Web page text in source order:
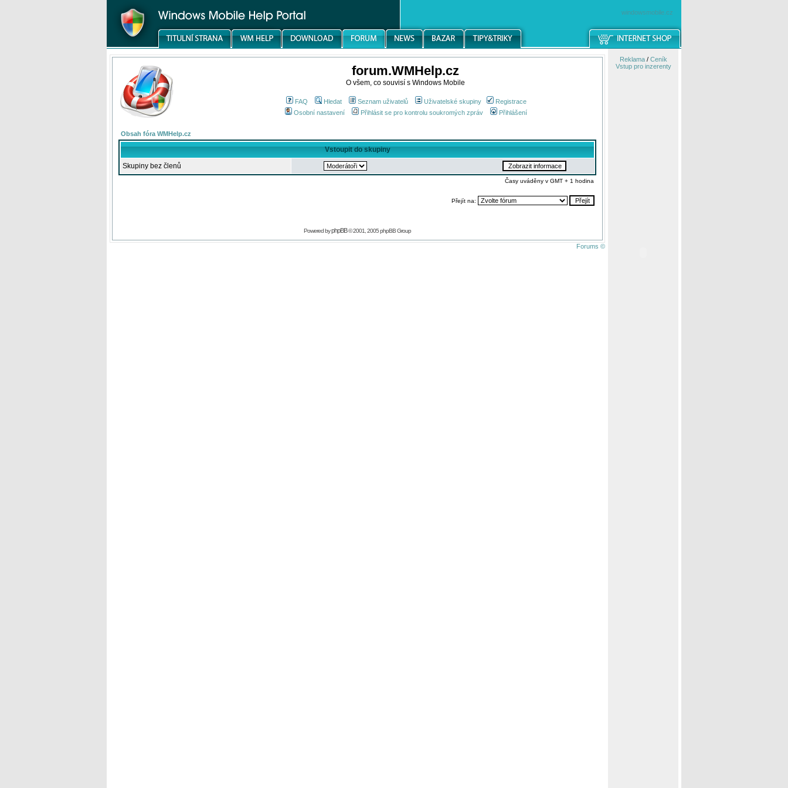
windowsmobile.cz
forum.WMHelp.cz
O všem, co souvisí s Windows Mobile
FAQ Hledat Seznam uživatelů Uživatelské skupiny
Registrace
Osobní nastavení
Přihlásit se pro kontrolu soukromých zpráv Přihlášení
Obsah fóra WMHelp.cz
Vstoupit do skupiny
Skupiny bez členů
Časy uváděny v GMT + 1 hodina
Přejít na:
Powered byphpBB© 2001, 2005 phpBB Group
Forums ©
Reklama/ Ceník
Vstup pro inzerenty